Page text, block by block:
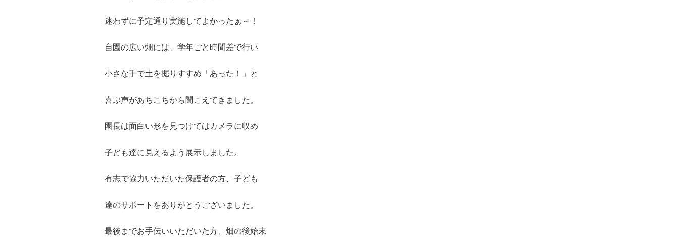
迷わずに予定通り実施してよかったぁ～！
自園の広い畑には、学年ごと時間差で行い
小さな手で土を掘りすすめ「あった！」と
喜ぶ声があちこちから聞こえてきました。
園長は面白い形を見つけてはカメラに収め
子ども達に見えるよう展示しました。
有志で協力いただいた保護者の方、子ども
達のサポートをありがとうございました。
最後までお手伝いいただいた方、畑の後始末